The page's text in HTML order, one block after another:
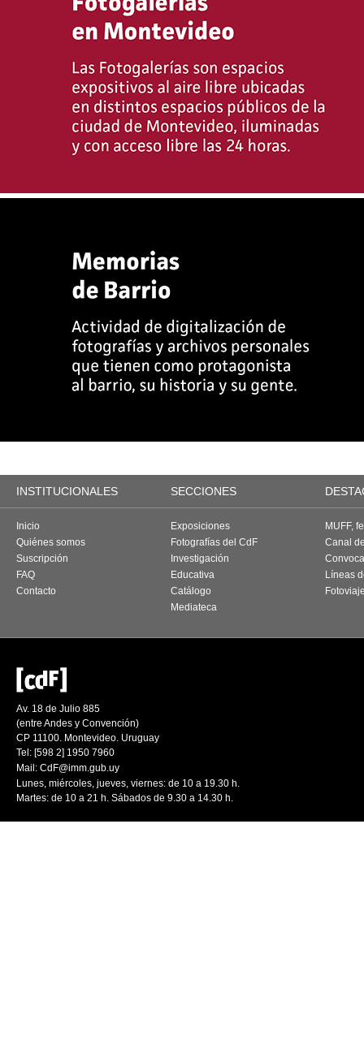
INSTITUCIONALES SECCIONES
Inicio
Quiénes somos
Suscripción
FAQ
Contacto
Exposiciones
Fotografías del CdF
Investigación
Educativa
Catálogo
Mediateca
MUFF,
Canal
Líneas
Av. 18 de Julio 885
(entre Andes y Convención)
CP 11100. Montevideo. Uruguay
Tel: [598 2] 1950 7960
Mail: CdF@imm.gub.uy
Lunes, miércoles, jueves, viernes: de 10 a 19.30 h.
Martes: de 10 a 21 h. Sábados de 9.30 a 14.30 h.